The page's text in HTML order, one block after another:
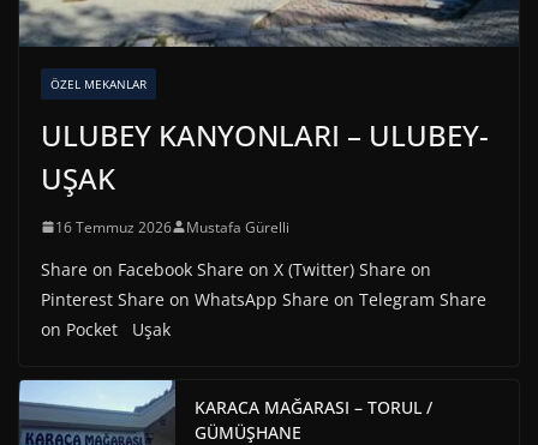
ÖZEL MEKANLAR
ULUBEY KANYONLARI – ULUBEY-
UŞAK
16 Temmuz 2026 Mustafa Gürelli
Share on Facebook Share on X (Twitter) Share on
Pinterest Share on WhatsApp Share on Telegram Share
on Pocket Uşak
KARACA MAĞARASI – TORUL /
GÜMÜŞHANE